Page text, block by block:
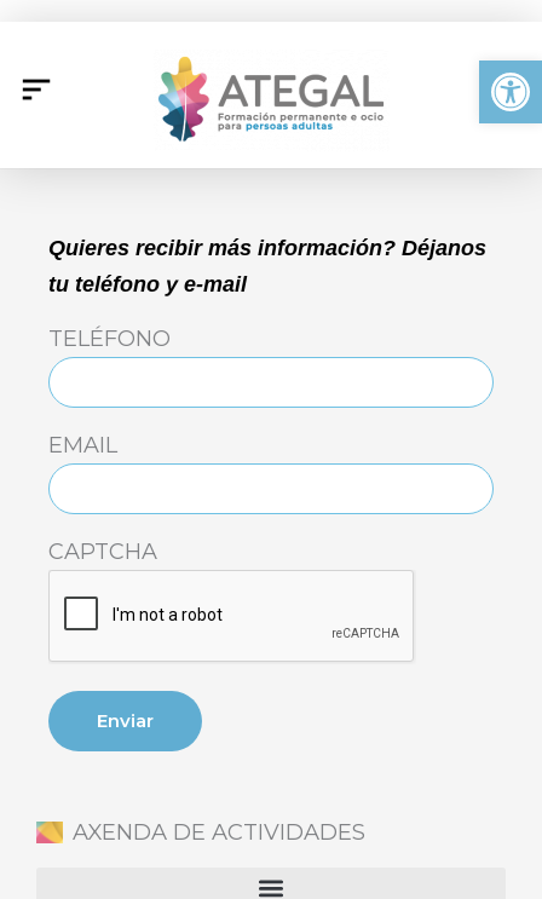
contenido
Quieres recibir más información? Déjanos
tu teléfono y e-mail
TELÉFONO
EMAIL
CAPTCHA
AXENDA DE ACTIVIDADES